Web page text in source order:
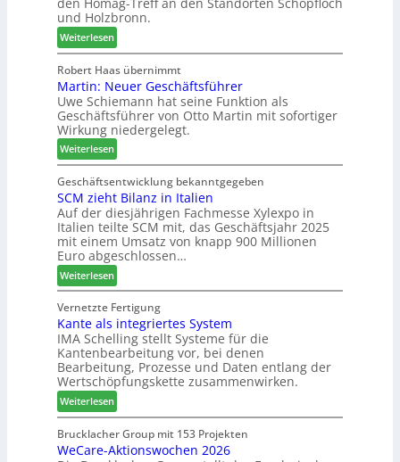
r
b
i
n
d
e
r
I
n
t
e
r
z
u
m
2
0
2
7
a
z
e
i
g
t
H
o
l
z
b
a
u
p
r
o
z
e
s
s
und Holzbronn.
Weiterlesen:
H
o
m
a
g
l
ä
d
t
z
u
m
T
r
e
f
f
e
i
n
Robert Haas übernimmt
Martin: Neuer Geschäftsführer
Uwe Schiemann hat seine Funktion als
Geschäftsführer von Otto Martin mit sofortiger
Wirkung niedergelegt.
Weiterlesen:
M
a
r
t
n
:
N
e
u
e
r
G
e
s
c
h
ä
f
Geschäftsentwicklung bekanntgegeben
SCM zieht Bilanz in Italien
Auf der diesjährigen Fachmesse Xylexpo in
Italien teilte SCM mit, das Geschäftsjahr 2025
mit einem Umsatz von knapp 900 Millionen
Euro abgeschlossen…
Weiterlesen:
S
C
M
z
i
e
h
t
B
i
l
Vernetzte Fertigung
Kante als integriertes System
IMA Schelling stellt Systeme für die
Kantenbearbeitung vor, bei denen
Bearbeitung, Prozesse und Daten entlang der
Wertschöpfungskette zusammenwirken.
Weiterlesen:
K
a
n
Brucklacher Group mit 153 Projekten
WeCare-Aktionswochen 2026